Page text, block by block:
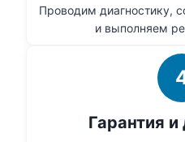
Проводим диагностику,
и выполняем
Гарантия